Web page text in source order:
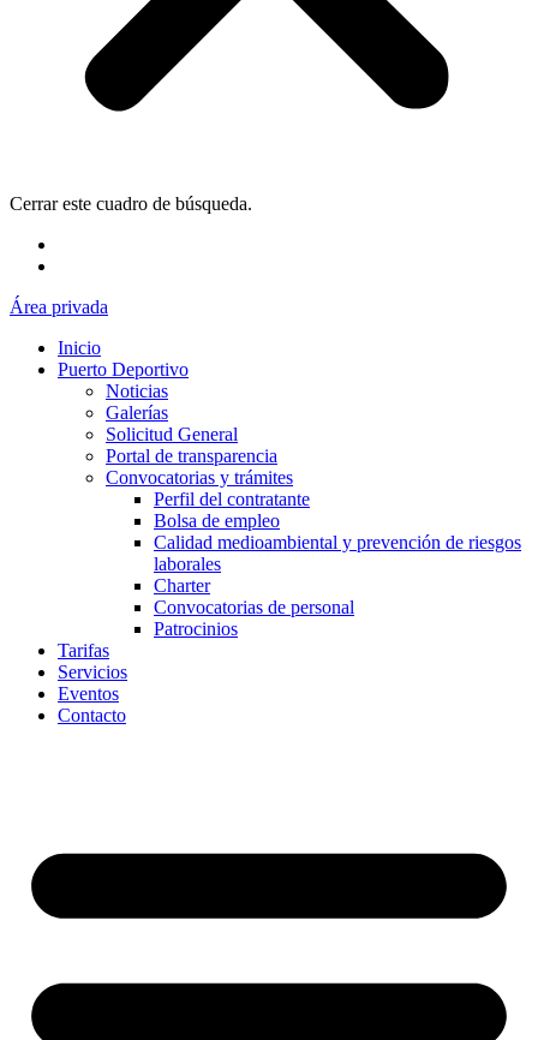
Cerrar este cuadro de búsqueda.
Área privada
Inicio
Puerto Deportivo
Noticias
Galerías
Solicitud General
Portal de transparencia
Convocatorias y trámites
Perfil del contratante
Bolsa de empleo
Calidad medioambiental y prevención de riesgos
laborales
Charter
Convocatorias de personal
Patrocinios
Tarifas
Servicios
Eventos
Contacto